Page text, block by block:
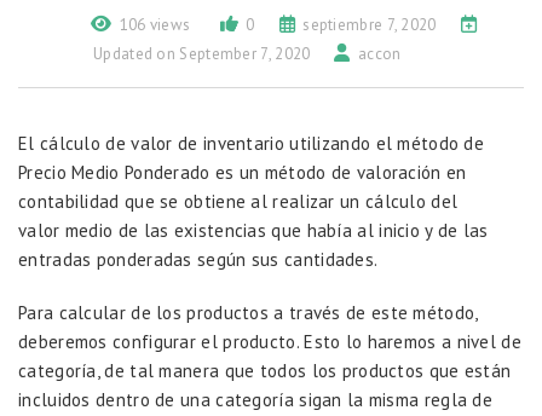
106 views 0
septiembre 7, 2020
Updated on September 7, 2020
accon
El cálculo de valor de inventario utilizando el método de
Precio Medio Ponderado es un método de valoración en
contabilidad que se obtiene al realizar un cálculo del
valor medio de las existencias que había al inicio y de las
entradas ponderadas según sus cantidades.
Para calcular de los productos a través de este método,
deberemos configurar el producto. Esto lo haremos a nivel de
categoría, de tal manera que todos los productos que están
incluidos dentro de una categoría sigan la misma regla de